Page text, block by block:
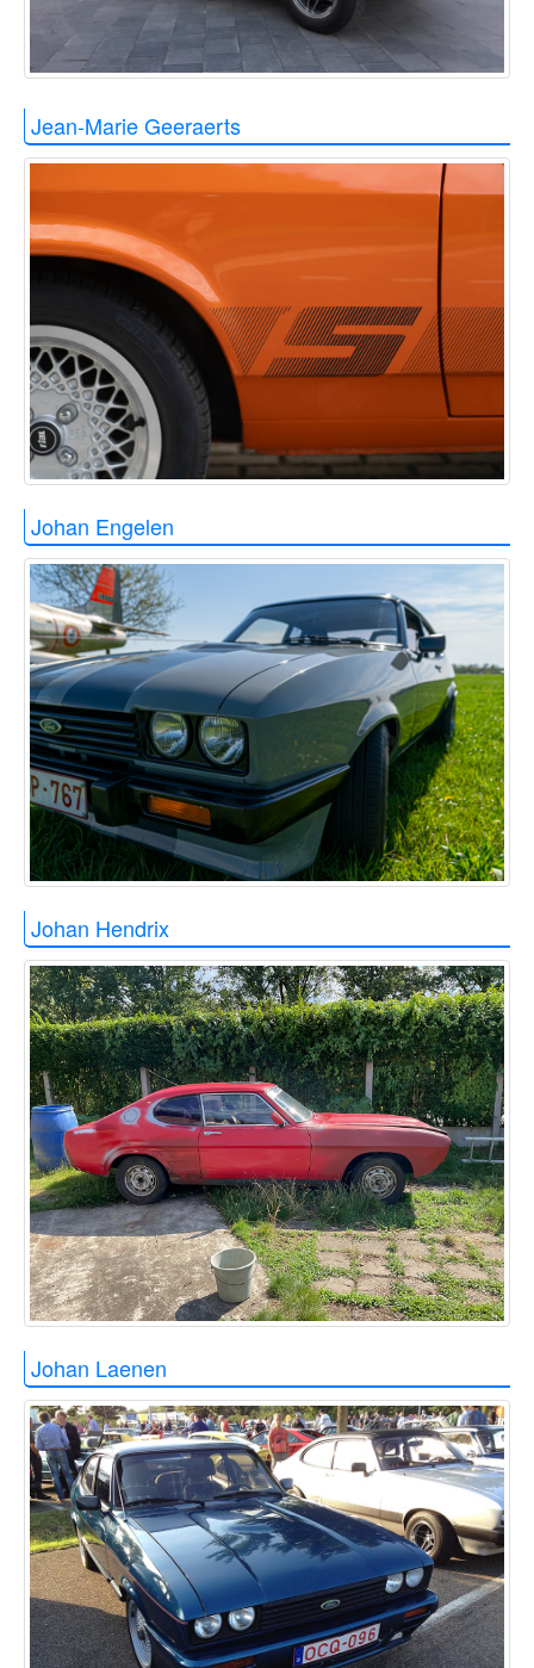
Jean-Marie Geeraerts
Johan Engelen
Johan Hendrix
Johan Laenen